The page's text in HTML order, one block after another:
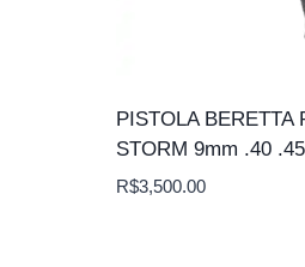
PISTOLA BERETTA
STORM 9mm .40 .45
R$3,500.00